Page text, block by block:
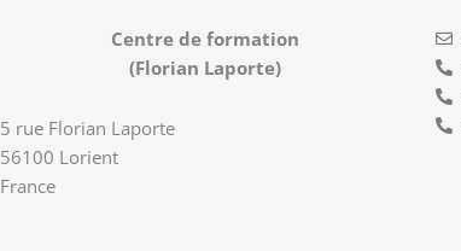
Centre de formation
(Florian Laporte)
5 rue Florian Laporte
56100 Lorient
France